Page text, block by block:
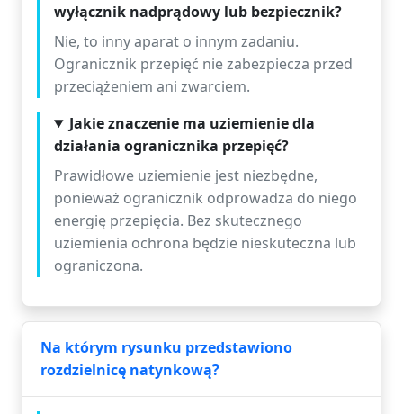
wyłącznik nadprądowy lub bezpiecznik?
Nie, to inny aparat o innym zadaniu.
Ogranicznik przepięć nie zabezpiecza przed
przeciążeniem ani zwarciem.
Jakie znaczenie ma uziemienie dla
działania ogranicznika przepięć?
Prawidłowe uziemienie jest niezbędne,
ponieważ ogranicznik odprowadza do niego
energię przepięcia. Bez skutecznego
uziemienia ochrona będzie nieskuteczna lub
ograniczona.
Na którym rysunku przedstawiono
rozdzielnicę natynkową?